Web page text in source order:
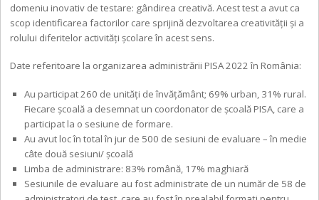
domeniu inovativ de testare: gândirea creativă. Acest test a avut ca
scop identificarea factorilor care sprijină dezvoltarea creativității și a
rolului diferitelor activități școlare în acest sens.
Date referitoare la organizarea administrării PISA 2022 în România:
Au participat 260 de unități de învățământ; 69% urban, 31% rural.
Fiecare școală a desemnat un coordonator de școală PISA, care a
participat la o sesiune de formare.
Au avut loc în total în jur de 500 de sesiuni de evaluare – în medie
câte două sesiuni/ școală
Limba de administrare: 83% română, 17% maghiară
Sesiunile de evaluare au fost administrate de un număr de 58 de